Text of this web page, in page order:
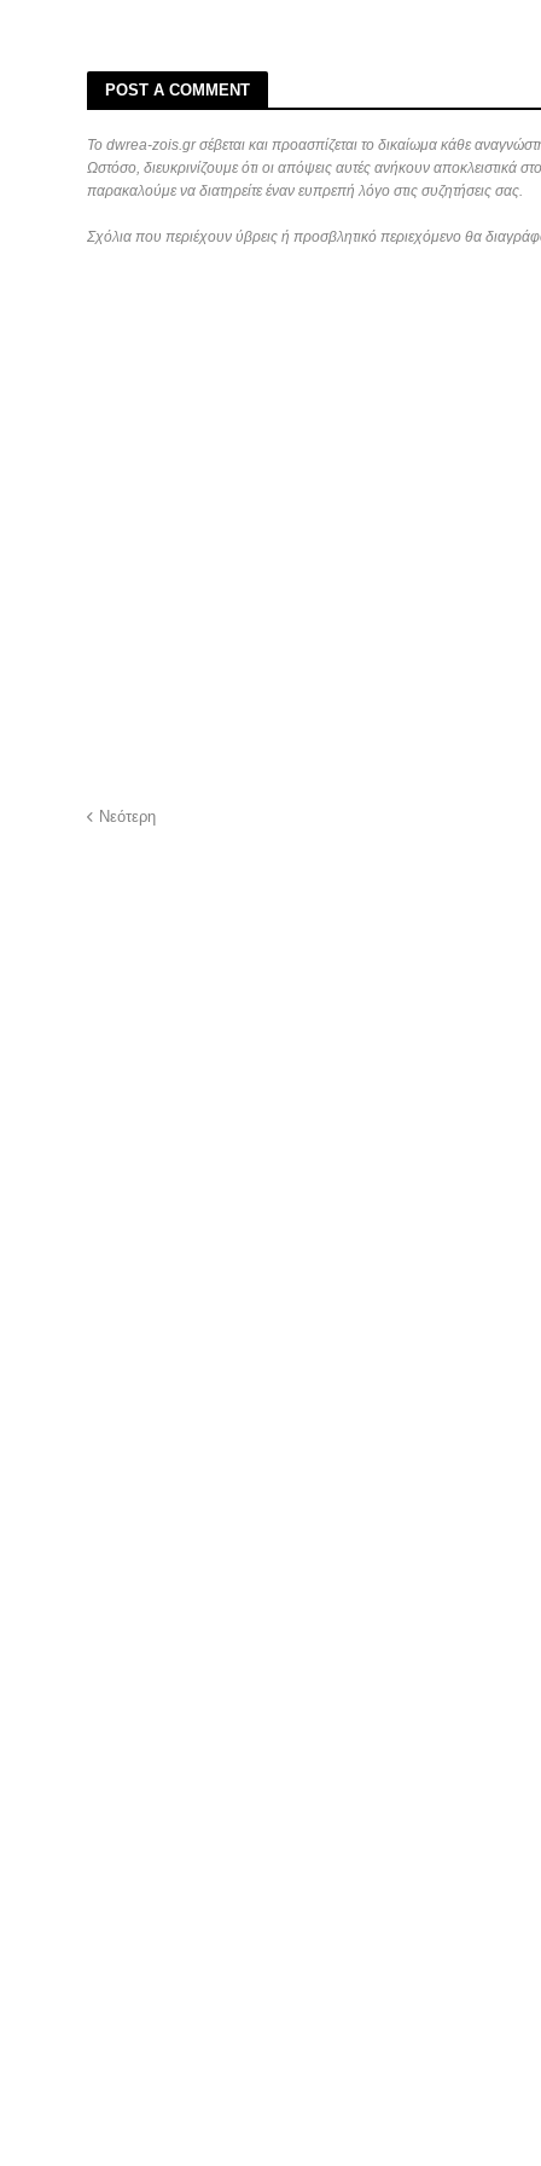
POST A COMMENT
Το dwrea-zois.gr σέβεται και προασπίζεται το δικαίωμα κάθε
Ωστόσο, διευκρινίζουμε ότι οι απόψεις αυτές ανήκουν αποκλειστικά
παρακαλούμε να διατηρείτε έναν ευπρεπή λόγο στις συζητήσεις σας.
Σχόλια που περιέχουν ύβρεις ή προσβλητικό περιεχόμενο θα
Νεότερη